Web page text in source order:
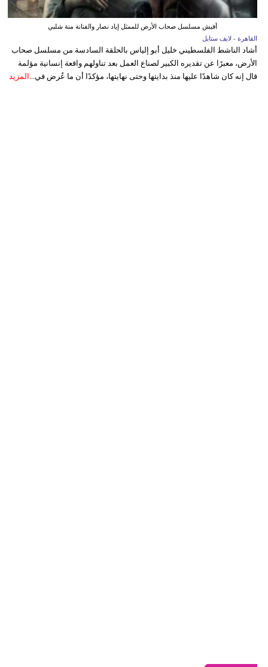
أفيش مسلسل صحاب الأرض للممثل إياد نصار والفنانة منة شلبي
القاهرة - لايف ستايل
أشاد الناشط الفلسطيني خليل أبو إلياس بالحلقة السادسة من مسلسل صحاب
الأرض، معبرًا عن تقديره الكبير لصناع العمل بعد تناولهم واقعة إنسانية مؤلمة
قال إنه كان شاهدًا عليها منذ بدايتها وحتى نهايتها، مؤكدًا أن ما عُرض في... المزيد